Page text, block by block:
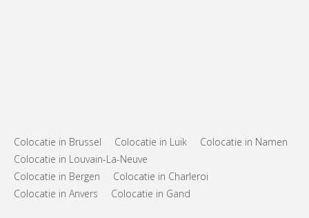
Colocatie in Brussel Colocatie in Luik
Colocatie in Namen
Colocatie in Louvain-La-Neuve
Colocatie in Bergen
Colocatie in Charleroi
Colocatie in Anvers
Colocatie in Gand